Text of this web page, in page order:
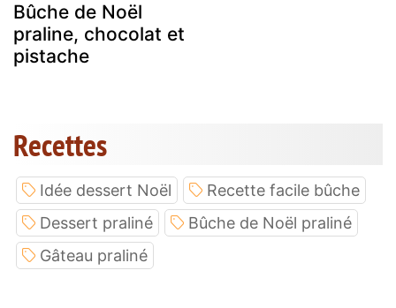
Bûche de Noël
praline, chocolat et
pistache
Recettes
Idée dessert Noël
Recette facile bûche
Dessert praliné
Bûche de Noël praliné
Gâteau praliné